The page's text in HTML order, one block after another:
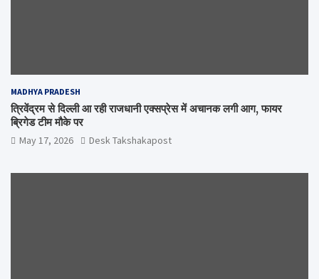
MADHYA PRADESH
त्रिवेंद्रम से दिल्ली आ रही राजधानी एक्सप्रेस में अचानक लगी आग, फायर
ब्रिगेड टीम मौके पर
May 17, 2026 Desk Takshakapost